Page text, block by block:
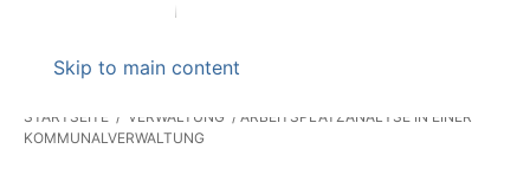
Skip to main content
STARTSEITE VERWALTUNG
ARBEITSPLATZANALYSE IN EINER
KOMMUNALVERWALTUNG